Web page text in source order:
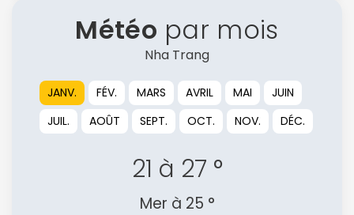
Météo par mois
Nha Trang
JANV. FÉV. MARS AVRIL MAI
JUIN
JUIL.
AOÛT SEPT. OCT. NOV. DÉC.
21 à 27 °
Mer à 25 °